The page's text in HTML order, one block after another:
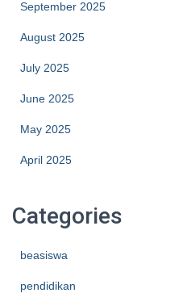
September 2025
August 2025
July 2025
June 2025
May 2025
April 2025
Categories
beasiswa
pendidikan